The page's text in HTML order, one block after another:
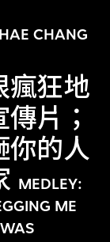
CHANG
瘋狂地
片；
你的人
MEDLEY:
ME